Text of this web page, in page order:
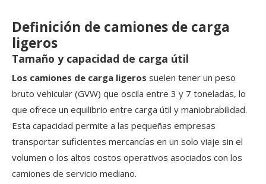
Definición de camiones de carga
ligeros
Tamaño y capacidad de carga útil
Los camiones de carga ligeros suelen tener un peso
bruto vehicular (GVW) que oscila entre 3 y 7 toneladas, lo
que ofrece un equilibrio entre carga útil y maniobrabilidad.
Esta capacidad permite a las pequeñas empresas
transportar suficientes mercancías en un solo viaje sin el
volumen o los altos costos operativos asociados con los
camiones de servicio mediano.